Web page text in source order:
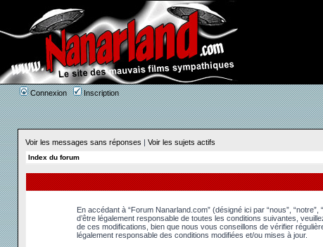
Connexion Inscription
Voir les messages sans réponses | Voir les sujets actifs
Index du forum
En accédant à “Forum Nanarland.com” (désigné ici par “nous”,
d’être légalement responsable de toutes les conditions suivantes,
de ces modifications, bien que nous vous conseillons de vérifier
légalement responsable des conditions modifiées et/ou mises à jour.